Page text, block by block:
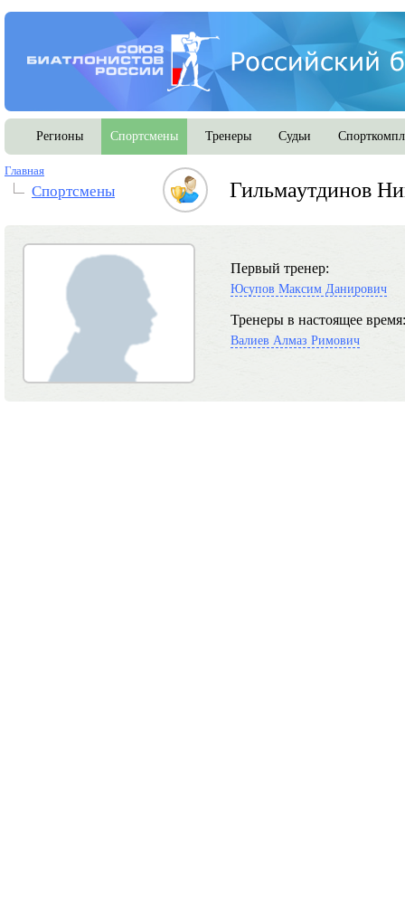
Регионы Спортсмены Тренеры Судьи
Главная
Спортсмены Гильмаутдинов
Первый тренер:
Юсупов Максим Данирович
Тренеры в настоящее время:
Валиев Алмаз Римович